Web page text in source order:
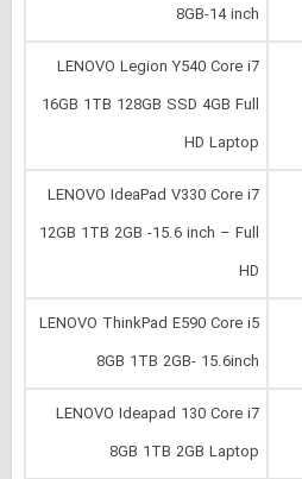
8GB-14 inch
LENOVO Legion Y540 Core i7
16GB 1TB 128GB SSD 4GB Full
HD Laptop
LENOVO IdeaPad V330 Core i7
12GB 1TB 2GB -15.6 inch – Full
HD
LENOVO ThinkPad E590 Core i5
8GB 1TB 2GB- 15.6inch
LENOVO Ideapad 130 Core i7
8GB 1TB 2GB Laptop